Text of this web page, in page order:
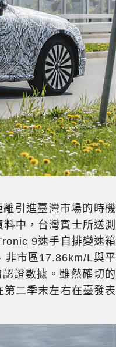
引進臺灣市場的時機
中，台灣賓士所送測
9速手自排變速箱
非市區17.86km/L與平
證數據。雖然確切的
二季末左右在臺發表